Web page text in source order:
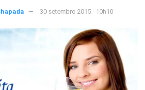
30 setembro 2015 - 10h10